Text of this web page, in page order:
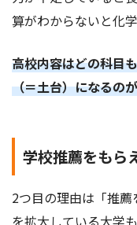
算がわからないと化
高校内容はどの科目
（＝土台）になるの
学校推薦をもら
2つ目の理由は「推
を拡大している大学も